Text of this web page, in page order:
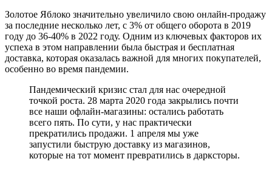
Золотое Яблоко значительно увеличило свою онлайн-продажу
за последние несколько лет, с 3% от общего оборота в 2019
году до 36-40% в 2022 году. Одним из ключевых факторов их
успеха в этом направлении была быстрая и бесплатная
доставка, которая оказалась важной для многих покупателей,
особенно во время пандемии.
Пандемический кризис стал для нас очередной
точкой роста. 28 марта 2020 года закрылись почти
все наши офлайн-магазины: остались работать
всего пять. По сути, у нас практически
прекратились продажи. 1 апреля мы уже
запустили быструю доставку из магазинов,
которые на тот момент превратились в дарксторы.